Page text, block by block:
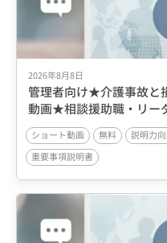
2026年8月8日
管理者向け★介護事故と
動画★相談援助職・リー
4■重要事項説明書の内
ショート動画 無料 説明力
重要事項説明書